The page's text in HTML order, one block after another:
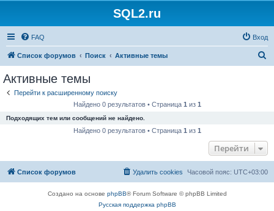
SQL2.ru
FAQ Вход
Список форумов Поиск Активные темы
Активные темы
Перейти к расширенному поиску
Найдено 0 результатов • Страница 1 из 1
Подходящих тем или сообщений не найдено.
Найдено 0 результатов • Страница 1 из 1
Перейти
Список форумов Часовой пояс: UTC+03:00
Удалить cookies
Создано на основе phpBB® Forum Software © phpBB Limited
Русская поддержка phpBB